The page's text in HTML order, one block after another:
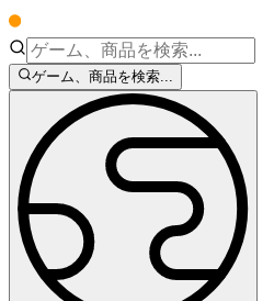
ゲーム、商品を検索...